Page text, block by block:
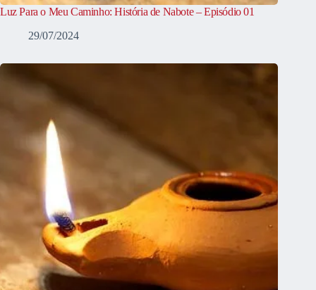
Luz Para o Meu Caminho: História de Nabote – Episódio 01
29/07/2024